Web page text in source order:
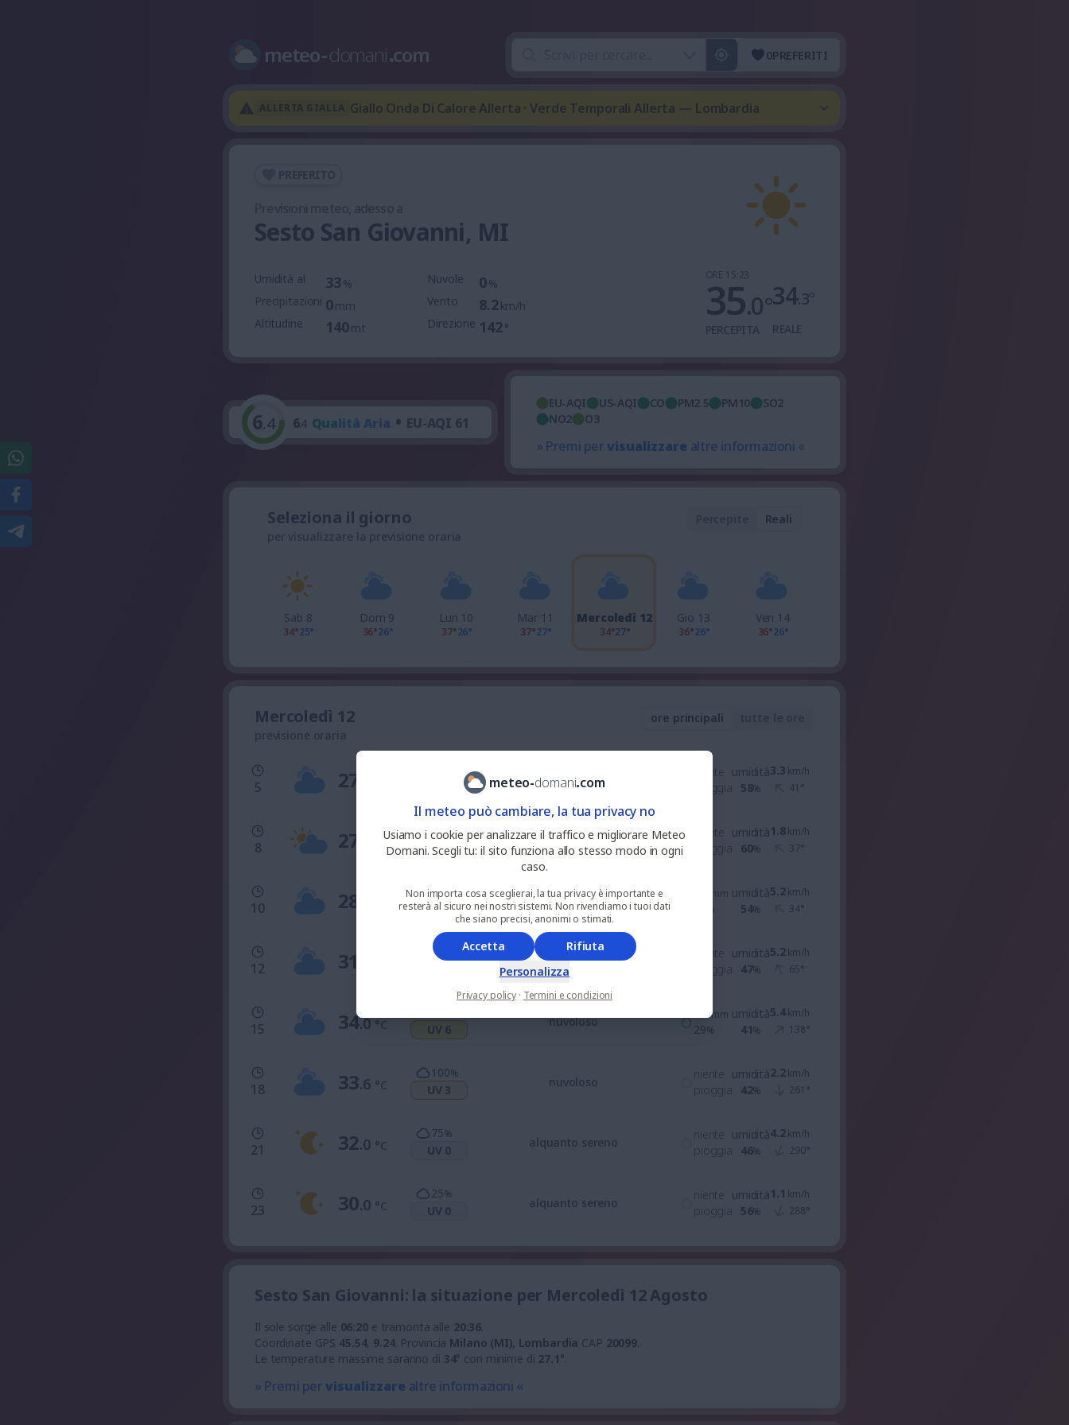
meteo-domani.com 0PREFERITI
Giallo Onda Di Calore Allerta · Verde Temporali Allerta — Lombardia
Sesto San Giovanni, MI
Umidità al 33 %
Precipitazioni 0mm
Altitudine
140mt
Nuvole 0%
Vento
8.2km/h
Direzione 142°
ORE 15:23
35.0°
PERCEPITA
34.3°
REALE
6.4 6.4 Qualità Aria • EU-AQI 61
EU-AQI US-AQI CO PM2.5 PM10
SO2
NO2
O3
» Premi pervisualizzare altre informazioni «
Seleziona il giorno
per visualizzare la previsione oraria
Reali
Sab 8
34°25°
Dom 9
36°26°
Lun 10
37°26°
Mar 11
37°27°
Mercoledì 12
34°27°
Gio 13
36°26°
Ven 14
36°26°
Mercoledì 12
previsione oraria
ore principali
5 27 nuvoloso
niente
pioggia
umidità
58%
3.3 km/h
41 °
8 27 °C
63%
UV 1
parzialmente nuvoloso
niente
pioggia
umidità
60%
1.8km/h
37°
10 28 88%
UV 3
nuvoloso mm
%
umidità
54%
5.2km/h
34°
12 31 100
nuvoloso
niente
pioggia
umidità
47%
5.2km/h
65°
15 34.0 °C UV 6
nuvoloso
0.1mm
29%
umidità
41%
5.4km/h
138°
18 33.6 °C
100%
UV 3
nuvoloso
niente
pioggia
umidità
42%
2.2km/h
261 °
21 32.0 °C
75%
UV 0
alquanto sereno
niente
pioggia
umidità
46%
4.2km/h
290°
23 30.0 °C
25%
UV 0
alquanto sereno
niente
pioggia
umidità
56%
1.1 km/h
288°
Sesto San Giovanni: la situazione per Mercoledì 12 Agosto
Il sole sorge alle 06:20e tramonta alle 20:36.
Coordinate GPS 45.54, 9.24. Provincia Milano (MI), Lombardia CAP 20099.
Le temperature massime saranno di 34° con minime di 27.1°.
» Premi pervisualizzare altre informazioni «
meteo-domani.com
Il meteo può cambiare, la tua privacy no
Usiamo i cookie per analizzare il traffico e migliorare Meteo
Domani. Scegli tu: il sito funziona allo stesso modo in ogni
caso.
Non importa cosa sceglierai, la tua privacy è importante e
resterà al sicuro nei nostri sistemi. Non rivendiamo i tuoi dati
che siano precisi, anonimi o stimati.
Accetta
Rifiuta
Personalizza
Privacy policy · Termini e condizioni